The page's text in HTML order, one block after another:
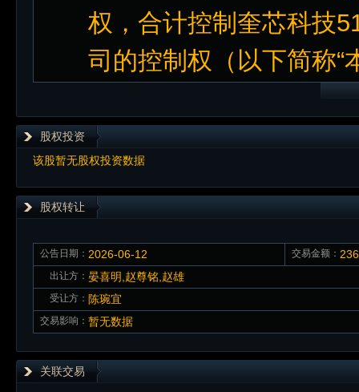
权，合计控制奎芯科技
司的控制权（以下简称“
股权投资
该股暂无股权投资数据
股权转让
公告日期： 2026-06-12 交易金额：
出让方： 晏喜明,赵尊铭,赵雄
受让方： 陈琬宜
交易影响： 暂无数据
关联交易